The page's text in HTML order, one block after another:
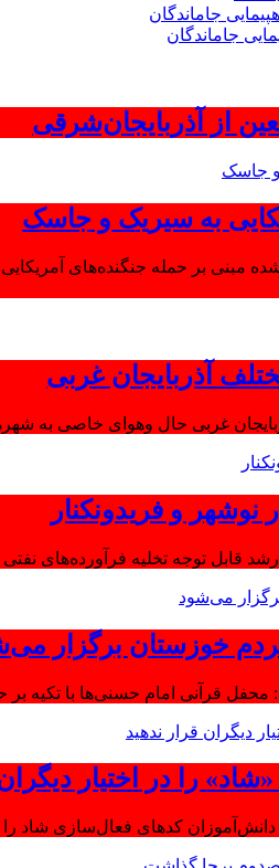
جاماندگان
به سیریک و جاسک
مبنی بر حمله جنگنده‌های
آذربایجان غربی
غربی حال وهوای خاصی به
نوشهر و فریدونکنار
قابل توجه تخلیه فرآورده‌های
خوزستان برگزار
محفل قرآنی امام حسنی‌ها با تکیه
را در اختیار
دانش‌آموزان کدهای فعال‌سازی شاد